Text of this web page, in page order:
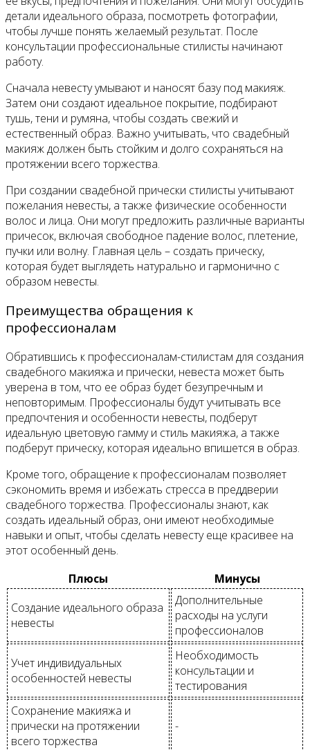
детали идеального образа, посмотреть фотографии,
чтобы лучше понять желаемый результат. После
консультации профессиональные стилисты начинают
работу.
Сначала невесту умывают и наносят базу под макияж.
Затем они создают идеальное покрытие, подбирают
тушь, тени и румяна, чтобы создать свежий и
естественный образ. Важно учитывать, что свадебный
макияж должен быть стойким и долго сохраняться на
протяжении всего торжества.
При создании свадебной прически стилисты учитывают
пожелания невесты, а также физические особенности
волос и лица. Они могут предложить различные варианты
причесок, включая свободное падение волос, плетение,
пучки или волну. Главная цель – создать прическу,
которая будет выглядеть натурально и гармонично с
образом невесты.
Преимущества обращения к
профессионалам
Обратившись к профессионалам-стилистам для создания
свадебного макияжа и прически, невеста может быть
уверена в том, что ее образ будет безупречным и
неповторимым. Профессионалы будут учитывать все
предпочтения и особенности невесты, подберут
идеальную цветовую гамму и стиль макияжа, а также
подберут прическу, которая идеально впишется в образ.
Кроме того, обращение к профессионалам позволяет
сэкономить время и избежать стресса в преддверии
свадебного торжества. Профессионалы знают, как
создать идеальный образ, они имеют необходимые
навыки и опыт, чтобы сделать невесту еще красивее на
этот особенный день.
Плюсы
Минусы
Создание идеального образа
невесты
Дополнительные
расходы на услуги
профессионалов
Учет индивидуальных
особенностей невесты
Необходимость
консультации и
тестирования
Сохранение макияжа и
прически на протяжении
всего торжества
-